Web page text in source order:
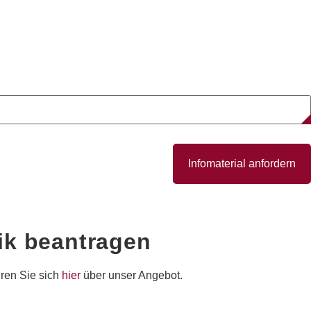
Infomaterial anfordern
beantragen
Sie sich hier über unser Angebot.